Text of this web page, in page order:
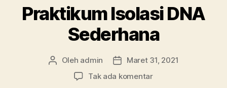
Praktikum Isolasi DNA
Sederhana
Penulis
artikel
Oleh admin
Tanggal
artikel
Maret 31, 2021
Tak ada komentarpada